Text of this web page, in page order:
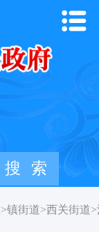
>镇街道>西关街道>